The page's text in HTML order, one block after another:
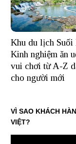
Khu du lịch Suối
Kinh nghiệm ăn
vui chơi từ A-Z
cho người mới
VÌ SAO KHÁCH
VIỆT?